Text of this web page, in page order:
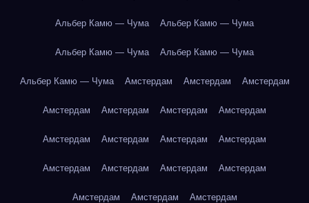
Альбер Камю — Чума Альбер Камю — Чума
Альбер Камю — Чума Альбер Камю — Чума
Альбер Камю — Чума Амстердам Амстердам Амстердам
Амстердам Амстердам Амстердам Амстердам
Амстердам Амстердам Амстердам Амстердам
Амстердам Амстердам Амстердам Амстердам
Амстердам Амстердам Амстердам